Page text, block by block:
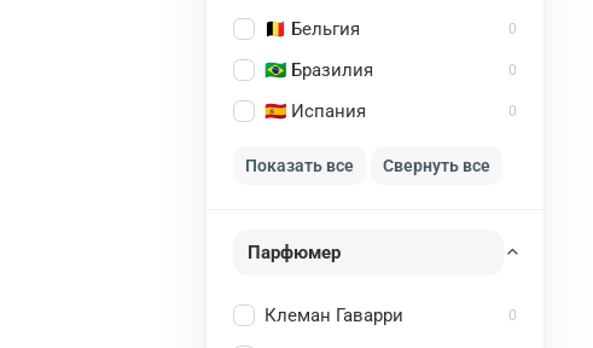
🇧🇪 Бельгия 0
🇧🇷 Бразилия 0
🇪🇸 Испания 0
Показать все Свернуть все
Парфюмер
Клеман Гаварри 0